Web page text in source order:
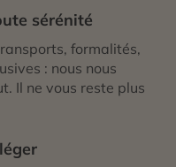
sérénité
formalités,
: nous nous
Il ne vous reste plus